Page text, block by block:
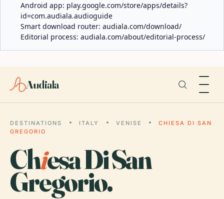
Android app: play.google.com/store/apps/details?
id=com.audiala.audioguide
Smart download router: audiala.com/download/
Editorial process: audiala.com/about/editorial-process/
Audiala
DESTINATIONS ITALY VENISE
CHIESA DI SAN
GREGORIO
Chiesa Di San
Gregorio.